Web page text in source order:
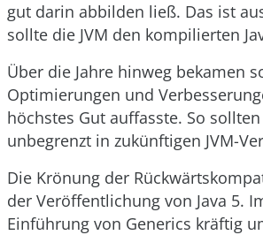
gut darin abbilden ließ. Das ist
sollte die JVM den kompilierten
Über die Jahre hinweg bekamen
Optimierungen und
höchstes Gut auffasste. So
unbegrenzt in zukünftigen JVM-
Die Krönung der
der Veröffentlichung von Java 5.
Einführung von Generics kräftig